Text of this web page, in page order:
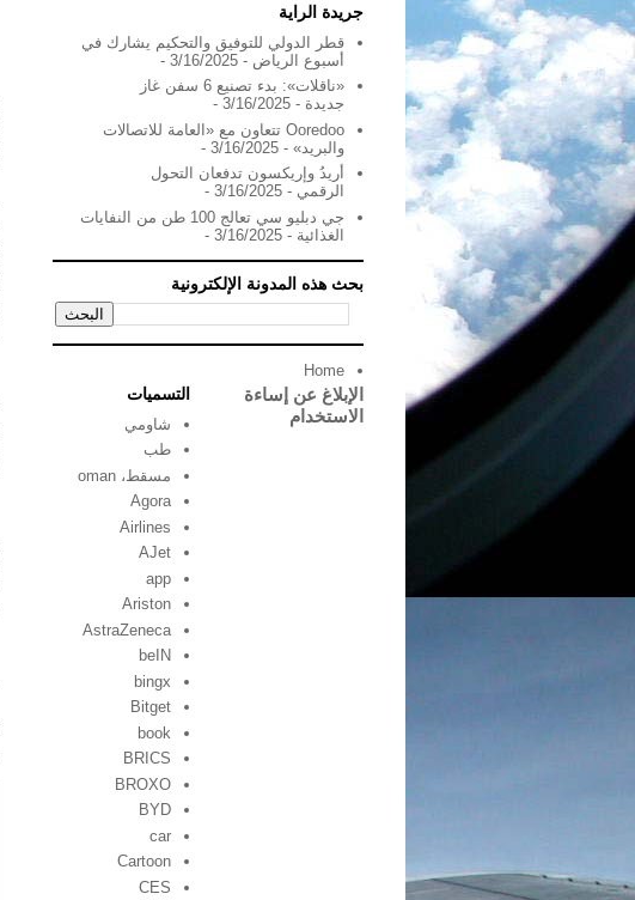
جريدة الراية
قطر الدولي للتوفيق والتحكيم يشارك في
أسبوع الرياض - 3/16/2025
-
«ناقلات»: بدء تصنيع 6 سفن غاز
جديدة - 3/16/2025
-
Ooredoo تتعاون مع «العامة للاتصالات
والبريد» - 3/16/2025
-
أريدُ وإريكسون تدفعان التحول
الرقمي - 3/16/2025
-
جي دبليو سي تعالج 100 طن من النفايات
الغذائية - 3/16/2025
-
بحث هذه المدونة الإلكترونية
Home
الإبلاغ عن إساءة
الاستخدام
التسميات
شاومي
طب
مسقط، oman
Agora
Airlines
AJet
app
Ariston
AstraZeneca
beIN
bingx
Bitget
book
BRICS
BROXO
BYD
car
Cartoon
CES